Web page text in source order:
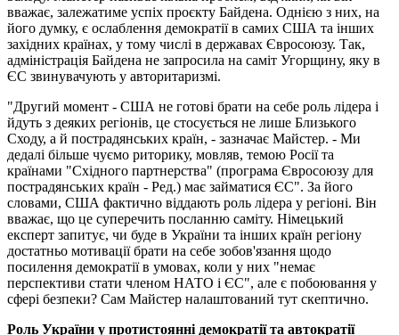
вважає, залежатиме успіх проєкту Байдена. Однією з них, на
його думку, є ослаблення демократії в самих США та інших
західних країнах, у тому числі в державах Євросоюзу. Так,
адміністрація Байдена не запросила на саміт Угорщину, яку в
ЄС звинувачують у авторитаризмі.
"Другий момент - США не готові брати на себе роль лідера і
йдуть з деяких регіонів, це стосується не лише Близького
Сходу, а й пострадянських країн, - зазначає Майстер. - Ми
дедалі більше чуємо риторику, мовляв, темою Росії та
країнами "Східного партнерства" (програма Євросоюзу для
пострадянських країн - Ред.) має займатися ЄС". За його
словами, США фактично віддають роль лідера у регіоні. Він
вважає, що це суперечить посланню саміту. Німецький
експерт запитує, чи буде в України та інших країн регіону
достатньо мотивації брати на себе зобов'язання щодо
посилення демократії в умовах, коли у них "немає
перспективи стати членом НАТО і ЄС", але є побоювання у
сфері безпеки? Сам Майстер налаштований тут скептично.
Роль України у протистоянні демократії та автократії